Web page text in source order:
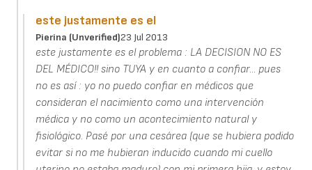
este justamente es el
Pierina (unverified)23 Jul 2013
este justamente es el problema : LA DECISION NO ES
DEL MÉDICO!! sino TUYA y en cuanto a confiar... pues
no es así : yo no puedo confiar en médicos que
consideran el nacimiento como una intervención
médica y no como un acontecimiento natural y
fisiológico. Pasé por una cesárea (que se hubiera podido
evitar si no me hubieran inducido cuando mi cuello